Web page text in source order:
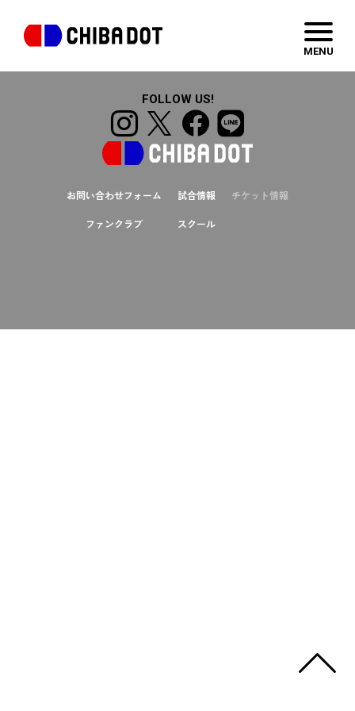
MENU
FOLLOW US!
お問い合わせフォーム 試合情報 チケット情報
ファンクラブ スクール